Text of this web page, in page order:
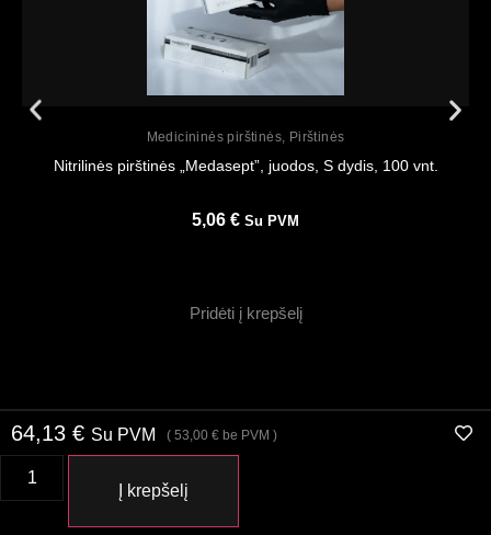
Medicininės pirštinės, Pirštinės
Nitrilinės pirštinės „Medasept”, juodos, S dydis, 100 vnt.
5,06 € Su PVM
Pridėti į krepšelį
64,13 € Su PVM ( 53,00 € be PVM )
Į krepšelį